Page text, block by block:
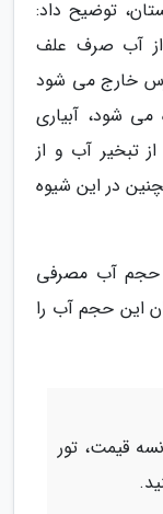
توضیح داد:
از آب صرف علف
خارج می شود
شود، آبیاری
تبخیر آب و از
در این شیوه
حجم آب مصرفی
این حجم آب را
قیمت، تور